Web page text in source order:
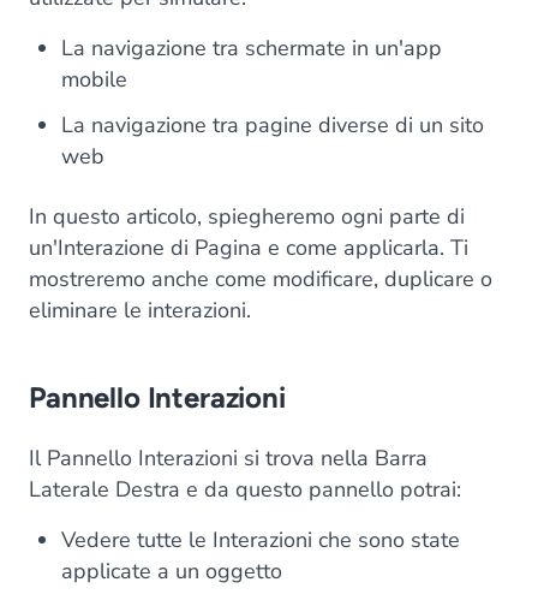
La navigazione tra schermate in un'app
mobile
La navigazione tra pagine diverse di un sito
web
In questo articolo, spiegheremo ogni parte di
un'Interazione di Pagina e come applicarla. Ti
mostreremo anche come modificare, duplicare o
eliminare le interazioni.
Pannello Interazioni
Il Pannello Interazioni si trova nella Barra
Laterale Destra e da questo pannello potrai:
Vedere tutte le Interazioni che sono state
applicate a un oggetto